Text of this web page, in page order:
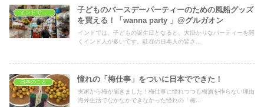
インドでショッピング
子どものバースデーパーティーのための風船グッズ
を買える！「wanna party 」@グルガオン
インドでは、子どもの誕生日となると、大掛かりなパーティーを開
くインド人が多いです。駐在の日本人の皆さ...
日本のこと 憧れの「梅仕事」をついに日本でできた！
実家から梅が届きました！梅仕事に憧れつつも梅酒を作らない理由
海外生活でなかなかできなかった憧れの「梅...